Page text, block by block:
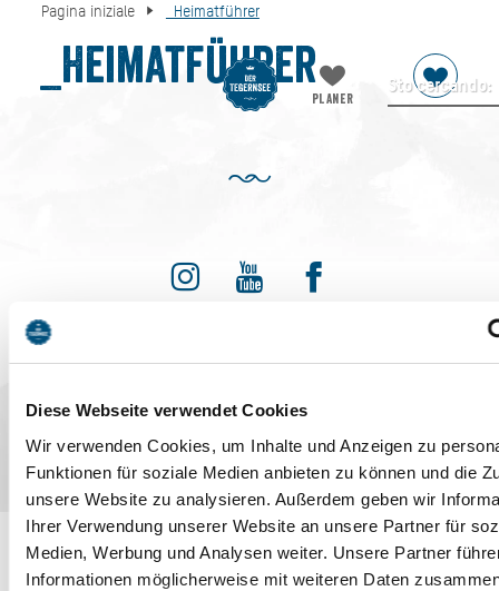
Diese Webseite verwendet Cookies
Wir verwenden Cookies, um Inhalte und Anzeigen zu
Funktionen für soziale Medien anbieten zu können und die
unsere Website zu analysieren. Außerdem geben wir
Ihrer Verwendung unserer Website an unsere Partner für
Medien, Werbung und Analysen weiter. Unsere Partner
Informationen möglicherweise mit weiteren Daten
Pagina iniziale _Heimatführer
_Heimatführer
PLANER
Invia ricerca